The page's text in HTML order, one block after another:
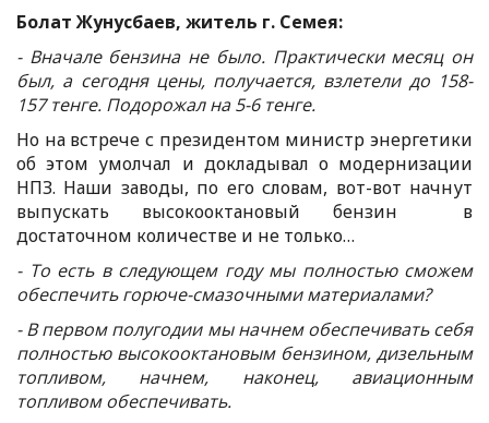
Болат Жунусбаев, житель г. Семея:
- Вначале бензина не было. Практически месяц он
был, а сегодня цены, получается, взлетели до 158-
157 тенге. Подорожал на 5-6 тенге.
Но на встрече с президентом министр энергетики
об этом умолчал и докладывал о модернизации
НПЗ. Наши заводы, по его словам, вот-вот начнут
выпускать высокооктановый бензин в
достаточном количестве и не только…
- То есть в следующем году мы полностью сможем
обеспечить горюче-смазочными материалами?
- В первом полугодии мы начнем обеспечивать себя
полностью высокооктановым бензином, дизельным
топливом, начнем, наконец, авиационным
топливом обеспечивать.